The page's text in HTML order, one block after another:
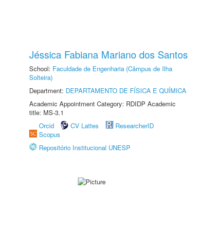
Jéssica Fabiana Mariano dos Santos
School: Faculdade de Engenharia (Câmpus de Ilha
Solteira)
Department: DEPARTAMENTO DE FÍSICA E QUÍMICA
Academic Appointment Category: RDIDP Academic
title: MS-3.1
Orcid
CV Lattes
ResearcherID
Scopus
Repositório Institucional UNESP